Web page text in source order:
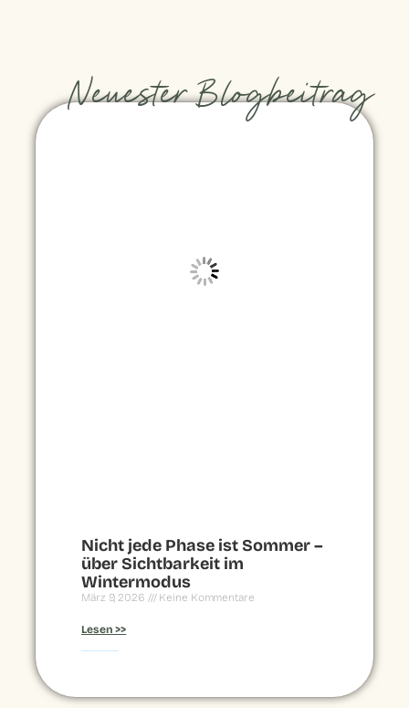
Neuester Blogbeitrag
Nicht jede Phase ist Sommer –
über Sichtbarkeit im
Wintermodus
März 9, 2026 Keine Kommentare
Lesen >>